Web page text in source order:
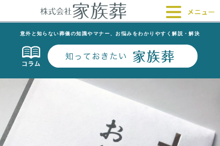
意外と知らない葬儀の知識やマナー、お悩みをわかりやすく解説・解決